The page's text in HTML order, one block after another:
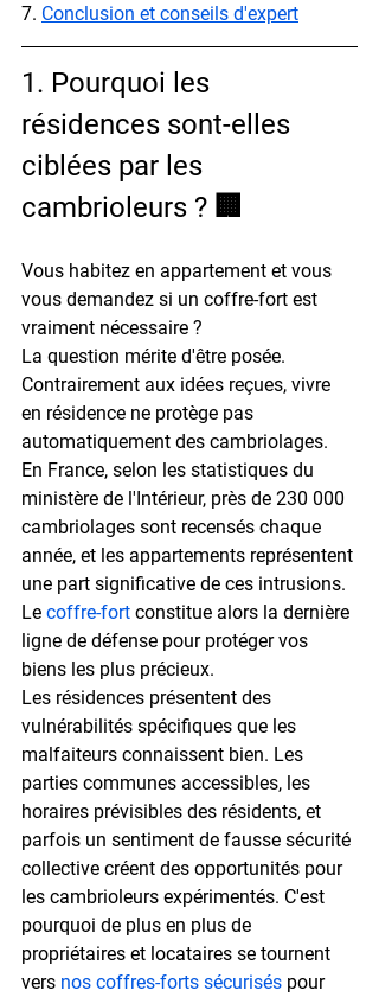
7. Conclusion et conseils d'expert
1. Pourquoi les
résidences sont-elles
ciblées par les
cambrioleurs ? 🏢
Vous habitez en appartement et vous
vous demandez si un coffre-fort est
vraiment nécessaire ?
La question mérite d'être posée.
Contrairement aux idées reçues, vivre
en résidence ne protège pas
automatiquement des cambriolages.
En France, selon les statistiques du
ministère de l'Intérieur, près de 230 000
cambriolages sont recensés chaque
année, et les appartements représentent
une part significative de ces intrusions.
Le coffre-fort constitue alors la dernière
ligne de défense pour protéger vos
biens les plus précieux.
Les résidences présentent des
vulnérabilités spécifiques que les
malfaiteurs connaissent bien. Les
parties communes accessibles, les
horaires prévisibles des résidents, et
parfois un sentiment de fausse sécurité
collective créent des opportunités pour
les cambrioleurs expérimentés. C'est
pourquoi de plus en plus de
propriétaires et locataires se tournent
vers nos coffres-forts sécurisés pour